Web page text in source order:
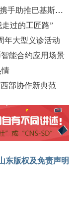
海尔新能源旗下微慕科技与Bahum Energy携手助推巴基斯坦电力清洁化
过的工匠路”
年大型义诊活动
能合约应用场景
情
部协作新典范
东版权及免责声明